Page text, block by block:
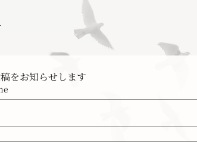
をお知らせします